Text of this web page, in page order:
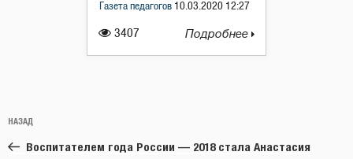
3407
Газета педагогов 10.03.2020 12:27
Подробнее
по
записям
Предыдущая
запись:
НАЗАД
Воспитателем года России — 2018 стала Анастасия